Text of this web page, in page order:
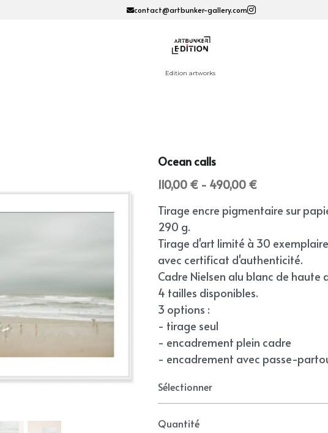
contact@artbunker-gallery.com
Edition artworks
Ocean calls
110,00 € - 490,00 €
Tirage encre pigmentaire sur
290 g.
Tirage d'art limité à 30
avec certificat d'authenticité.
Cadre Nielsen alu blanc de haute
4 tailles disponibles.
3 options :
- tirage seul
- encadrement plein cadre
- encadrement avec passe-
Sélectionner
Quantité